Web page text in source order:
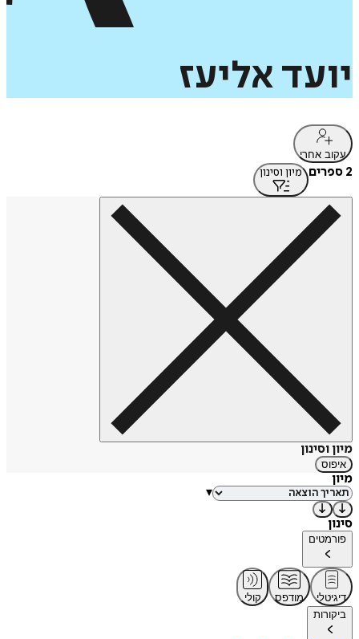
יועד אליעז
עקוב אחרי
2 ספרים מיון וסינון
מיון וסינון
איפוס
מיון
▾
סינון
פורמטים
דיגיטלי מודפס
קולי
ביקורות